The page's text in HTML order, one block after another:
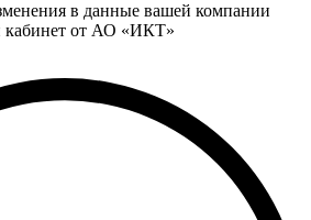
в данные вашей компании
кабинет от АО «ИКТ»